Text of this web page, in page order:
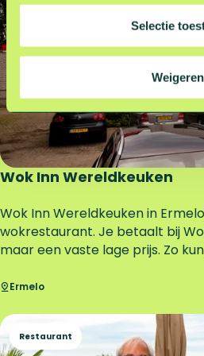
t
i
e
Selectie
Weigeren
r
o
o
m
b
r
o
e
k
Wok Inn Wereldkeuken
W
o
k
n
W
e
Wok Inn Wereldkeuken in
wokrestaurant. Je betaalt bij
maar een vaste lage prijs. Zo
Ermelo
Restaurant